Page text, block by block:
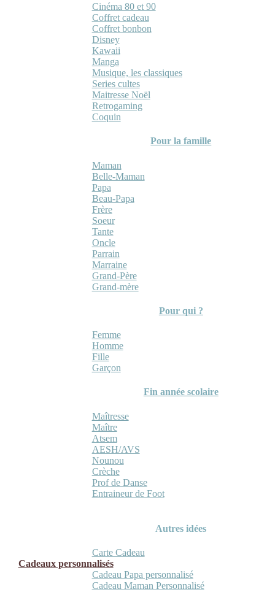
Cinéma 80 et 90
Coffret cadeau
Coffret bonbon
Disney
Kawaii
Manga
Musique, les classiques
Series cultes
Maitresse Noël
Retrogaming
Coquin
Pour la famille
Maman
Belle-Maman
Papa
Beau-Papa
Frère
Soeur
Tante
Oncle
Parrain
Marraine
Grand-Père
Grand-mère
Pour qui ?
Femme
Homme
Fille
Garçon
Fin année scolaire
Maîtresse
Maître
Atsem
AESH/AVS
Nounou
Crèche
Prof de Danse
Entraineur de Foot
Autres idées
Carte Cadeau
Cadeaux personnalisés
Cadeau Papa personnalisé
Cadeau Maman Personnalisé